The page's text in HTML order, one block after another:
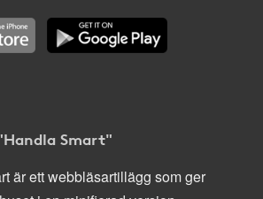
Smart"
är ett webbläsartillägg som ger